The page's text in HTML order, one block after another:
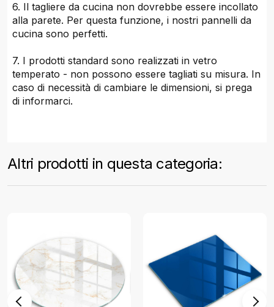
6. Il tagliere da cucina non dovrebbe essere incollato
alla parete. Per questa funzione, i nostri pannelli da
cucina sono perfetti.
7. I prodotti standard sono realizzati in vetro
temperato - non possono essere tagliati su misura. In
caso di necessità di cambiare le dimensioni, si prega
di informarci.
Altri prodotti in questa categoria: